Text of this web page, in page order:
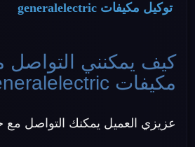
توكيل مكيفات generalelectric
كيف يمكنني التواصل
مكيفات generalelectric ؟
عزيزي العميل يمكنك التواصل مع